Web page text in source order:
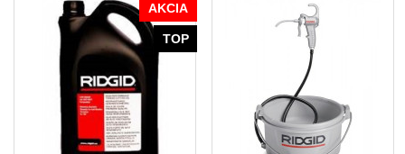
AKCIA
TOP